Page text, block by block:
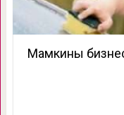
Мамкины